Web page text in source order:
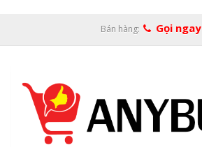
Bán hàng: Gọi ngay